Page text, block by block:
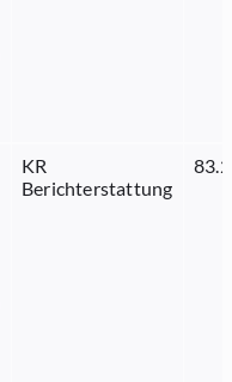
KR
Berichterstattung